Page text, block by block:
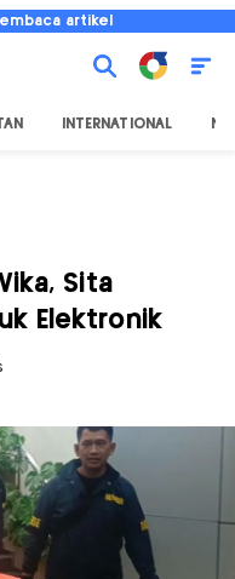
artikel
INTERNATIONAL
Sita
Elektronik